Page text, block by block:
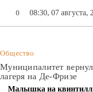
0 08:30, 07 августа,
Общество
Муниципалитет вернул
лагеря на Де-Фризе
Малышка на